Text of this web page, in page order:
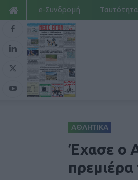
e-Συνδρομή Ταυτότητα
ΑΘΛΗΤΙΚΑ
Έχασε ο